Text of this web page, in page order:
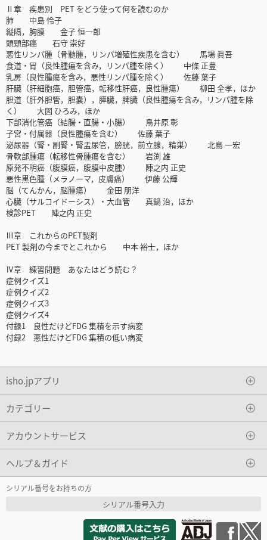
Ⅱ章 疾患別 PET をどう使って何を読むのか
肺 中島 怜子
縦隔，胸膜 金子 恒一郎
頭頸部癌 石守 崇好
悪性リンパ腫（骨髄腫，リンパ増殖性疾患を含む） 馬場 眞吾
食道・胃（良性腫瘍を含み，リンパ腫を除く） 中條 正豊
乳房（良性腫瘍を含み，悪性リンパ腫を除く） 佐藤 葉子
肝臓（肝細胞癌，胆管癌，転移性肝癌，良性腫瘍） 柳田 全孝，ほか
胆道（肝外胆管，胆嚢），膵臓，脾臓（良性腫瘍を含み，リンパ腫を除
く） 大図 ひろみ，ほか
下部消化管癌（結腸・直腸・小腸） 鳥井原 彰
子宮・付属器（良性腫瘍を含む） 佐藤 葉子
泌尿器（腎・副腎・腎盂尿管，膀胱，前立腺，精巣） 北島 一宏
骨軟部腫瘍（転移性骨腫瘍を含む） 岩渕 雄
原発不明癌（腹膜癌，腹膜中皮腫） 陣之内 正史
悪性黒色腫（メラノーマ，皮膚癌） 伊藤 公輝
脳（てんかん，脳腫瘍） 金田 朋洋
心臓（サルコイドーシス）・大血管 真鍋 治，ほか
検診PET 陣之内 正史
Ⅲ章 これからのPET製剤
PET 製剤の今までとこれから 中本 裕士，ほか
Ⅳ章 練習問題 あなたはどう読む？
症例クイズ1
症例クイズ2
症例クイズ3
症例クイズ4
付録1 良性だけどFDG 集積を示す病変
付録2 悪性だけどFDG 集積の低い病変
isho.jpアプリ
カテゴリー
アカウントサービス
ヘルプ＆ガイド
シリアル番号をお持ちの方
シリアル番号入力